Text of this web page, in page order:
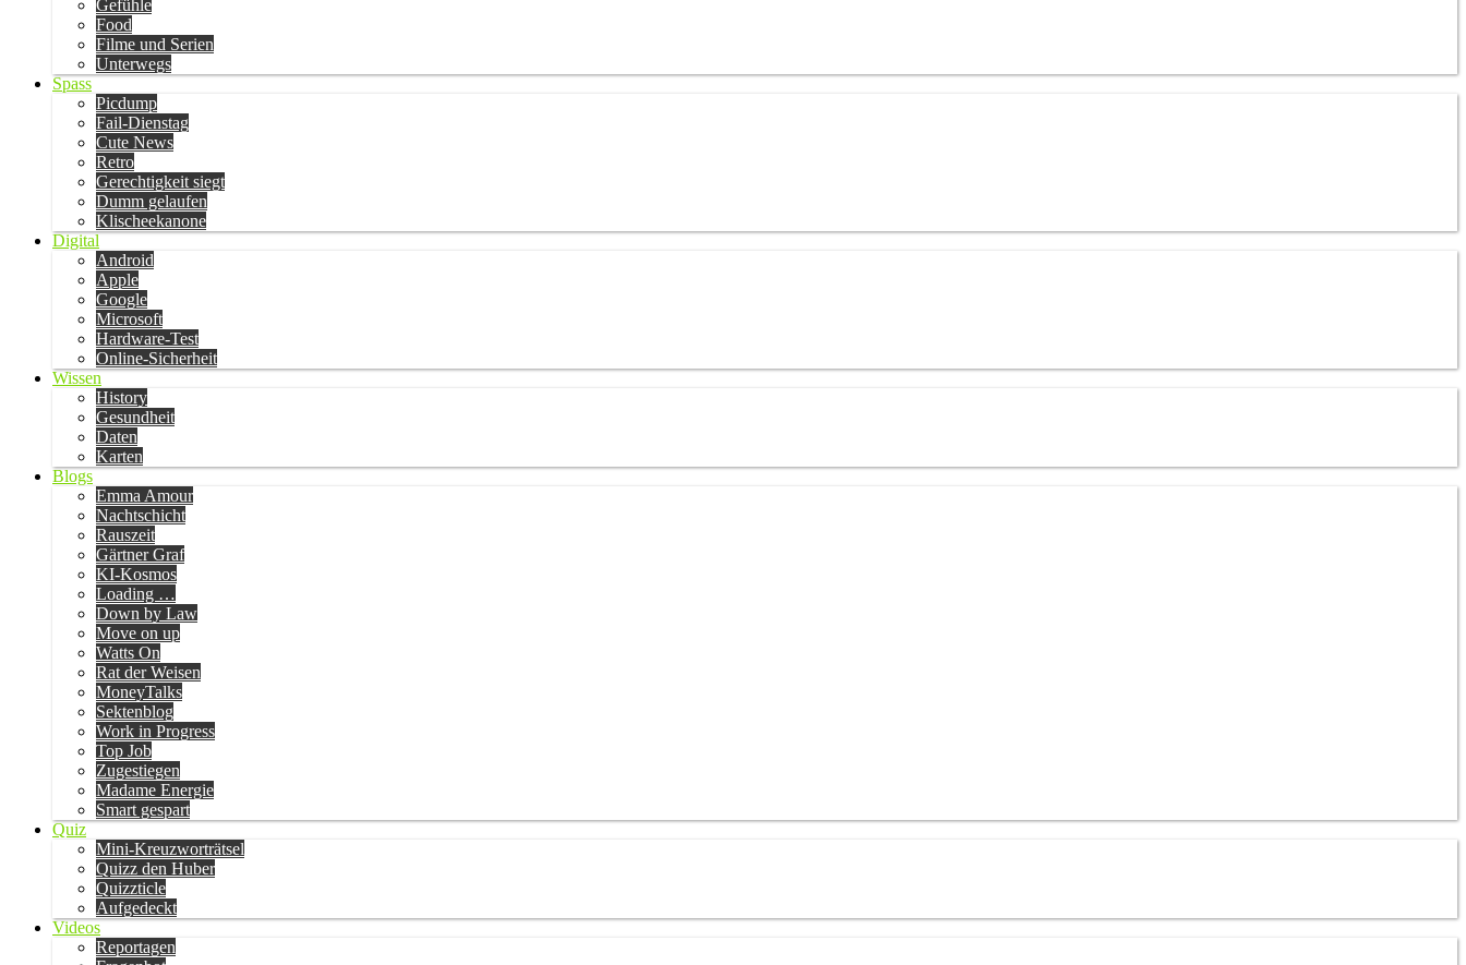
Gefühle
Food
Filme und Serien
Unterwegs
Spass
Picdump
Fail-Dienstag
Cute News
Retro
Gerechtigkeit siegt
Dumm gelaufen
Klischeekanone
Digital
Android
Apple
Google
Microsoft
Hardware-Test
Online-Sicherheit
Wissen
History
Gesundheit
Daten
Karten
Blogs
Emma Amour
Nachtschicht
Rauszeit
Gärtner Graf
KI-Kosmos
Loading …
Down by Law
Move on up
Watts On
Rat der Weisen
MoneyTalks
Sektenblog
Work in Progress
Top Job
Zugestiegen
Madame Energie
Smart gespart
Quiz
Mini-Kreuzworträtsel
Quizz den Huber
Quizzticle
Aufgedeckt
Videos
Reportagen